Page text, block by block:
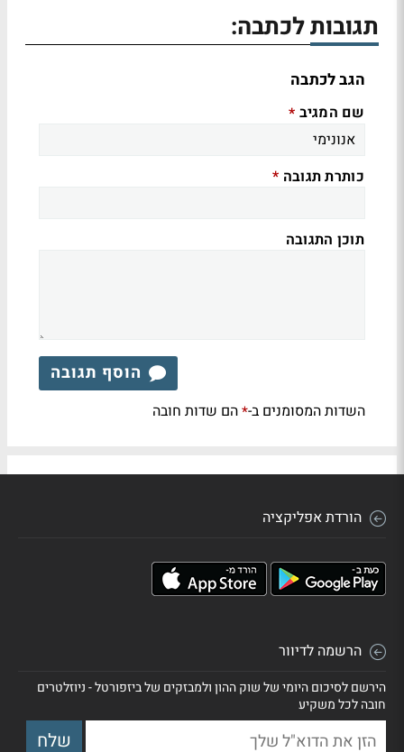
תגובות לכתבה:
הגב לכתבה
שם המגיב *
כותרת תגובה *
תוכן התגובה
הוסף תגובה
השדות המסומנים ב-*הם שדות חובה
הורדת אפליקציה
הרשמה לדיוור
הירשם לסיכום היומי של שוק ההון ולמבזקים של ביזפורטל - ניוזלטרים
חובה לכל משקיע